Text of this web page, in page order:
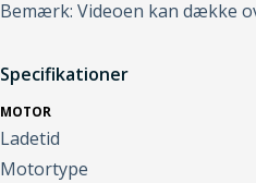
Bemærk: Videoen kan dække
Specifikationer
MOTOR
Ladetid
Motortype